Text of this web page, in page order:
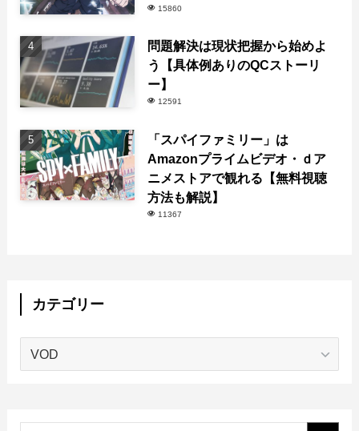
15860
問題解決は現状把握から始めよ
う【具体例ありのQCストーリ
ー】
12591
「スパイファミリー」は
Amazonプライムビデオ・ｄア
ニメストアで観れる【無料視聴
方法も解説】
11367
カテゴリー
カ
ー